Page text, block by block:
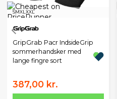
SMXL XXL
GripGrab Pacr IndsideGrip
sommerhandsker med
lange fingre sort
387,00 kr.